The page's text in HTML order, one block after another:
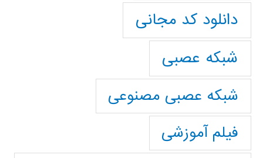
دانلود کد مجانی
شبکه عصبی
شبکه عصبی مصنوعی
فیلم آموزشی